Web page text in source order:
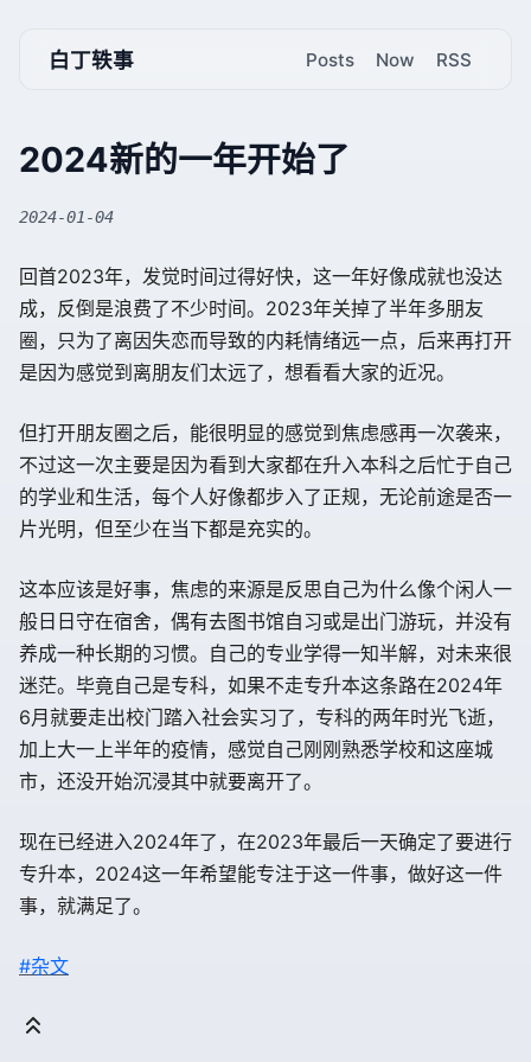
白丁轶事 Posts Now RSS
2024新的一年开始了
2024-01-04
回首2023年，发觉时间过得好快，这一年好像成就也没达
成，反倒是浪费了不少时间。2023年关掉了半年多朋友
圈，只为了离因失恋而导致的内耗情绪远一点，后来再打开
是因为感觉到离朋友们太远了，想看看大家的近况。
但打开朋友圈之后，能很明显的感觉到焦虑感再一次袭来，
不过这一次主要是因为看到大家都在升入本科之后忙于自己
的学业和生活，每个人好像都步入了正规，无论前途是否一
片光明，但至少在当下都是充实的。
这本应该是好事，焦虑的来源是反思自己为什么像个闲人一
般日日守在宿舍，偶有去图书馆自习或是出门游玩，并没有
养成一种长期的习惯。自己的专业学得一知半解，对未来很
迷茫。毕竟自己是专科，如果不走专升本这条路在2024年
6月就要走出校门踏入社会实习了，专科的两年时光飞逝，
加上大一上半年的疫情，感觉自己刚刚熟悉学校和这座城
市，还没开始沉浸其中就要离开了。
现在已经进入2024年了，在2023年最后一天确定了要进行
专升本，2024这一年希望能专注于这一件事，做好这一件
事，就满足了。
#杂文